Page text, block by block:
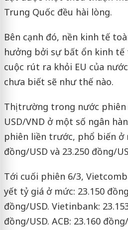
Trung Quốc đều hài lòng.
Bên cạnh đó, nền kinh tế
hưởng bởi sự bất ổn kinh tế
cuộc rút ra khỏi EU của
chưa biết sẽ như thế nào.
Thị trường trong nước phiên
USD/VND ở một số ngân
phiên liền trước, phổ biến ở
đồng/USD và 23.250 đồng/
Tới cuối phiên 6/3,
yết tỷ giá ở mức: 23.150
đồng/USD. Vietinbank:
đồng/USD. ACB: 23.160